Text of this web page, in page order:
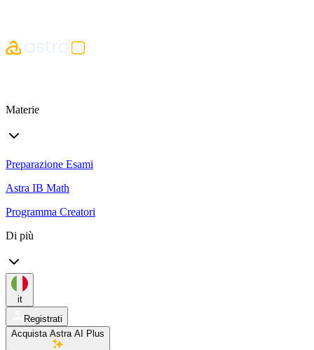
Materie
Preparazione Esami
Astra IB Math
Programma Creatori
Di più
it
Registrati
Acquista Astra AI Plus